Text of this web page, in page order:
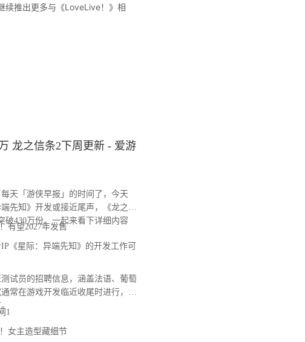
推出更多与《LoveLive！》相
龙之信条2下周更新 - 爱游
「游侠早报」的时间了，今天
先知》开发或接近尾声，《龙之信
破430万份，一起来看下详细内容
望2027年发售
星际：异端先知》的开发工作可
员的招聘信息，涵盖法语、葡萄
常在游戏开发临近收尾时进行，意
女主造型藏细节